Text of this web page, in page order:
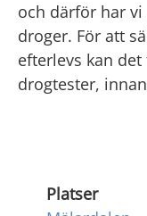
och därför har
droger. För att
efterlevs kan
drogtester,
Platser